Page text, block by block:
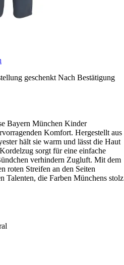
geschenkt Nach Bestätigung
Bayern München Kinder
Komfort. Hergestellt aus
hält sie warm und lässt die Haut
sorgt für eine einfache
verhindern Zugluft. Mit dem
roten Streifen an den Seiten
Talenten, die Farben Münchens stolz